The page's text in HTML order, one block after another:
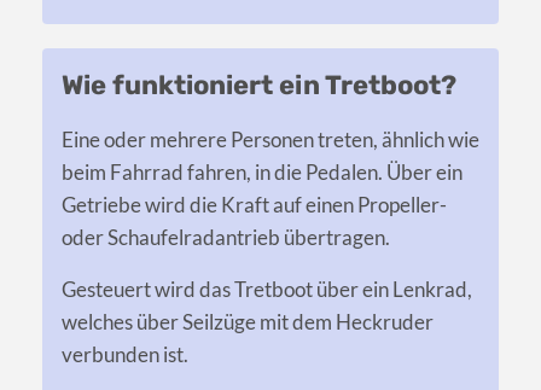
Wie funktioniert ein Tretboot?
Eine oder mehrere Personen treten, ähnlich wie
beim Fahrrad fahren, in die Pedalen. Über ein
Getriebe wird die Kraft auf einen Propeller-
oder Schaufelradantrieb übertragen.
Gesteuert wird das Tretboot über ein Lenkrad,
welches über Seilzüge mit dem Heckruder
verbunden ist.